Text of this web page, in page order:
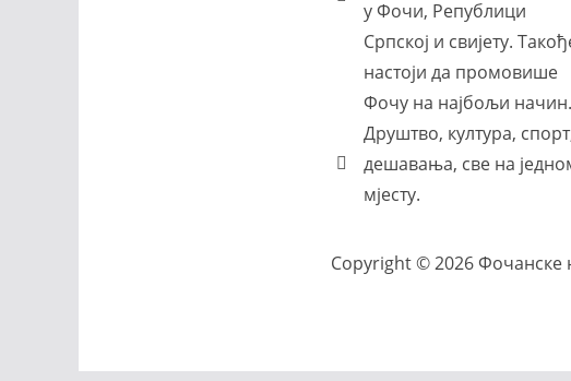
у Фочи, Републици
Српској и свијету.
настоји да промовише
Фочу на најбољи начин.
Друштво, култура,
дешавања, све на
мјесту.
Copyright © 2026 Фочанске